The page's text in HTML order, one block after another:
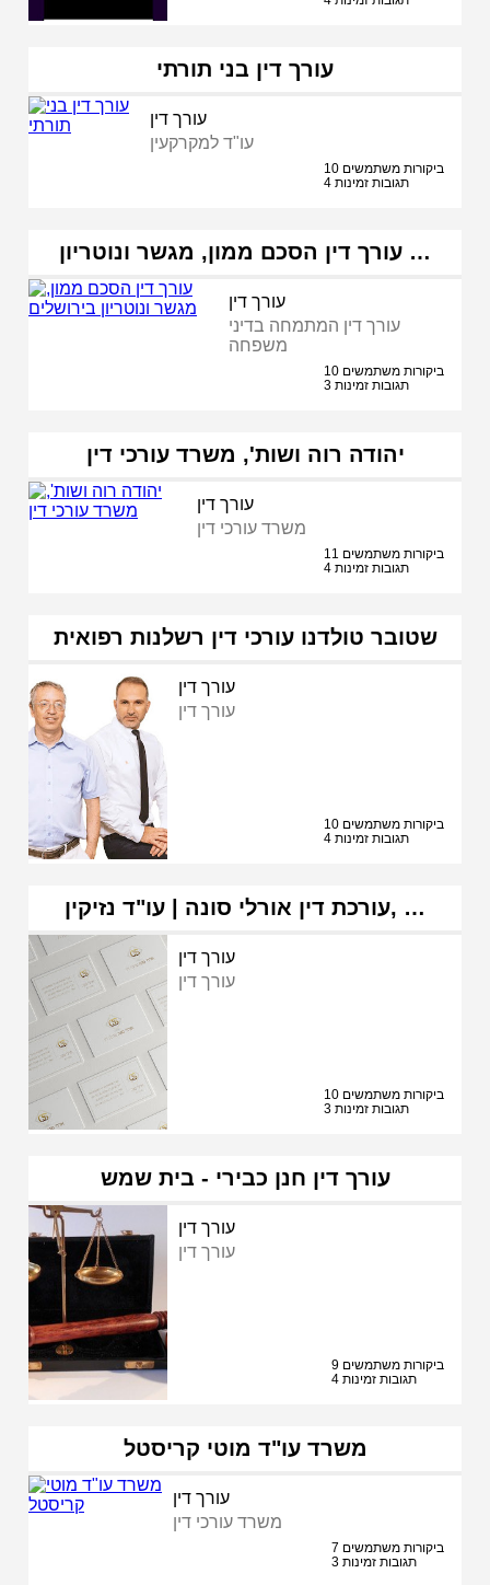
עורך דין בני תורתי
עורך דין
עו"ד למקרקעין
10 ביקורות משתמשים
4 תגובות זמינות
עורך דין הסכם ממון, מגשר ונוטריון …
עורך דין
עורך דין המתמחה בדיני
משפחה
10 ביקורות משתמשים
3 תגובות זמינות
יהודה רוה ושות', משרד עורכי דין
עורך דין
משרד עורכי דין
11 ביקורות משתמשים
4 תגובות זמינות
שטובר טולדנו עורכי דין רשלנות רפואית
עורך דין
עורך דין
10 ביקורות משתמשים
4 תגובות זמינות
עורכת דין אורלי סונה | עו"ד נזיקין, …
עורך דין
עורך דין
10 ביקורות משתמשים
3 תגובות זמינות
עורך דין חנן כבירי - בית שמש
עורך דין
עורך דין
9 ביקורות משתמשים
4 תגובות זמינות
משרד עו"ד מוטי קריסטל
עורך דין
משרד עורכי דין
7 ביקורות משתמשים
3 תגובות זמינות